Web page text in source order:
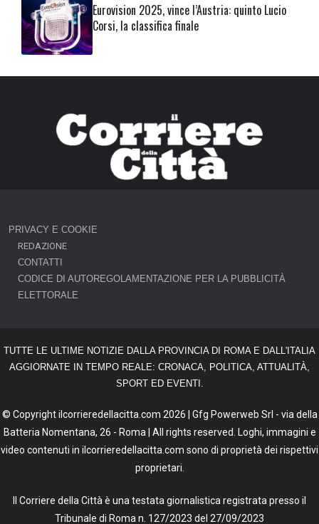
Eurovision 2025, vince l’Austria: quinto Lucio
Corsi, la classifica finale
PRIVACY E COOKIE
REDAZIONE
CONTATTI
CODICE DI AUTOREGOLAMENTAZIONE PER LA PUBBLICITÀ
ELETTORALE
TUTTE LE ULTIME NOTIZIE DALLA PROVINCIA DI ROMA E DALL'ITALIA
AGGIORNATE IN TEMPO REALE: CRONACA, POLITICA, ATTUALITÀ,
SPORT ED EVENTI.
© Copyright ilcorrieredellacitta.com 2026 | Gfg Powerweb Srl - via della
Batteria Nomentana, 26 - Roma | All rights reserved. Loghi, immagini e
video contenuti in ilcorrieredellacitta.com sono di proprietà dei rispettivi
proprietari.
Il Corriere della Città è una testata giornalistica registrata presso il
Tribunale di Roma n. 127/2023 del 27/09/2023